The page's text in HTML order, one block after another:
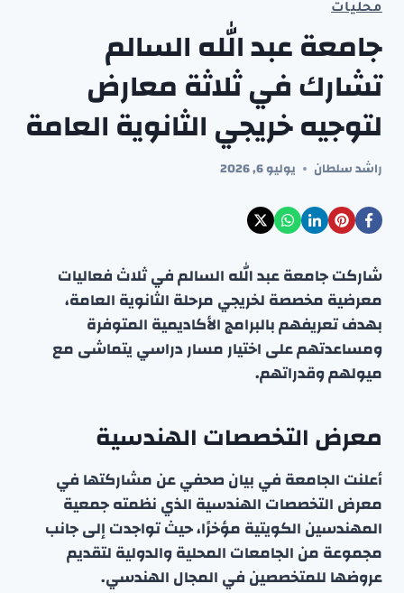
محليات
جامعة عبد الله السالم
تشارك في ثلاثة معارض
لتوجيه خريجي الثانوية العامة
راشد سلطان يوليو 6, 2026
شاركت جامعة عبد الله السالم في ثلاث فعاليات
معرضية مخصصة لخريجي مرحلة الثانوية العامة،
بهدف تعريفهم بالبرامج الأكاديمية المتوفرة
ومساعدتهم على اختيار مسار دراسي يتماشى مع
ميولهم وقدراتهم.
معرض التخصصات الهندسية
أعلنت الجامعة في بيان صحفي عن مشاركتها في
معرض التخصصات الهندسية الذي نظمته جمعية
المهندسين الكويتية مؤخرًا، حيث تواجدت إلى جانب
مجموعة من الجامعات المحلية والدولية لتقديم
عروضها للمتخصصين في المجال الهندسي.